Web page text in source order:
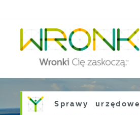
Sprawy urzędowe